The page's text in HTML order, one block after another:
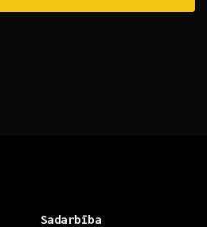
Sadarbība